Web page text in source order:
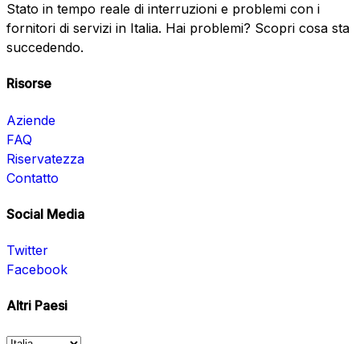
Stato in tempo reale di interruzioni e problemi con i
fornitori di servizi in Italia. Hai problemi? Scopri cosa sta
succedendo.
Risorse
Aziende
FAQ
Riservatezza
Contatto
Social Media
Twitter
Facebook
Altri Paesi